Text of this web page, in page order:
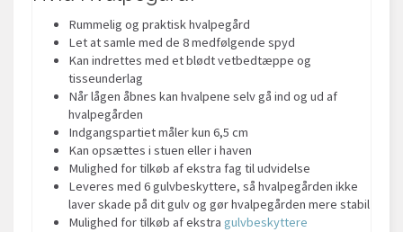
Rummelig og praktisk hvalpegård
Let at samle med de 8 medfølgende spyd
Kan indrettes med et blødt vetbedtæppe og
tisseunderlag
Når lågen åbnes kan hvalpene selv gå ind og ud af
hvalpegården
Indgangspartiet måler kun 6,5 cm
Kan opsættes i stuen eller i haven
Mulighed for tilkøb af ekstra fag til udvidelse
Leveres med 6 gulvbeskyttere, så hvalpegården ikke
laver skade på dit gulv og gør hvalpegården mere stabil
Mulighed for tilkøb af ekstra gulvbeskyttere